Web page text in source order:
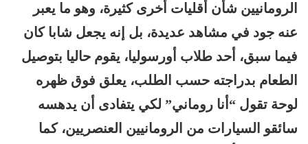
الرومانيين شأن أقليات أخرى كثيرة، وهو ما يعبر
عنه جود في مشاهد عديدة، بل إنه يجعل شابا كان
فيما سبق، أحد طلاب أورسوليا، يقوم حاليا بتوصيل
الطعام بدراجته حسب الطلب، يعلق فوق ظهره
لوحة تقول “أنا روماني” لكي يتفادى أن يدهسه
سائقو السيارات من الرومانيين العنصريين، كما